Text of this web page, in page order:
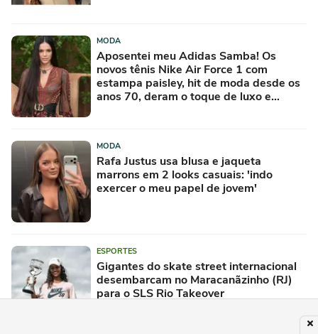
MODA
Aposentei meu Adidas Samba! Os
novos tênis Nike Air Force 1 com
estampa paisley, hit de moda desde os
anos 70, deram o toque de luxo e
MODA
Rafa Justus usa blusa e jaqueta
marrons em 2 looks casuais: 'indo
exercer o meu papel de jovem'
ESPORTES
Gigantes do skate street internacional
desembarcam no Maracanãzinho (RJ)
para o SLS Rio Takeover